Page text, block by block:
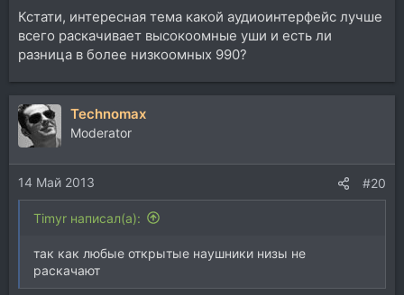
Кстати, интересная тема какой аудиоинтерфейс лучше
всего раскачивает высокоомные уши и есть ли
разница в более низкоомных 990?
Technomax
Moderator
14 Май 2013 #20
Timyr написал(а):
так как любые открытые наушники низы не
раскачают